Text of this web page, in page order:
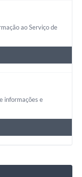
ao Serviço de
informações e